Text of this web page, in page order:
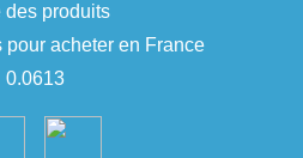
des produits
pour acheter en France
0.0613